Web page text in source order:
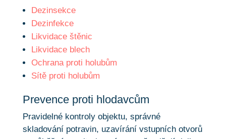
Dezinsekce
Dezinfekce
Likvidace štěnic
Likvidace blech
Ochrana proti holubům
Sítě proti holubům
Prevence proti hlodavcům
Pravidelné kontroly objektu, správné
skladování potravin, uzavírání vstupních otvorů